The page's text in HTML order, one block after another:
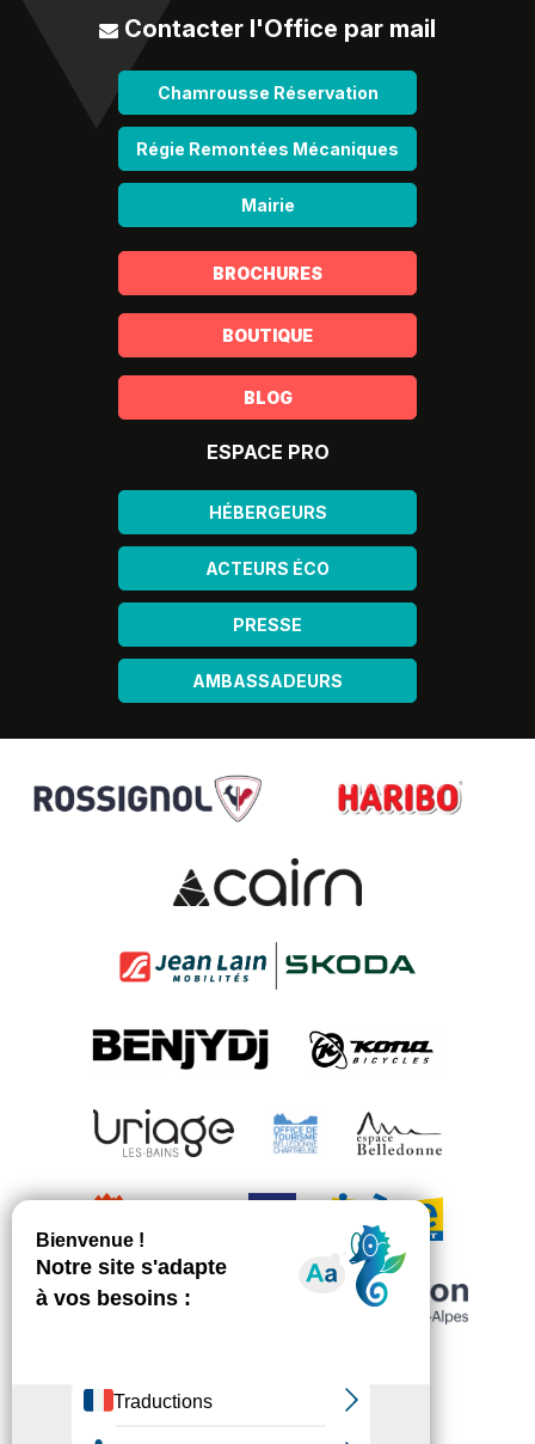
Contacter l'Office par mail
Chamrousse Réservation
Régie Remontées Mécaniques
Mairie
BROCHURES
BOUTIQUE
BLOG
ESPACE PRO
HÉBERGEURS
ACTEURS ÉCO
PRESSE
AMBASSADEURS